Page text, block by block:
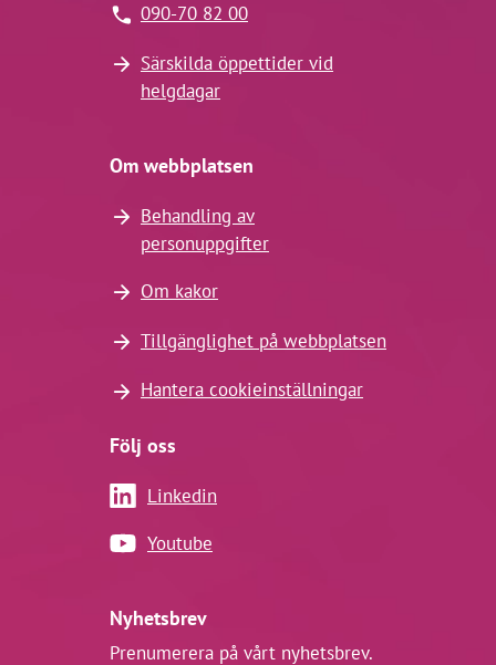
090-70 82 00
Särskilda öppettider vid
helgdagar
Om webbplatsen
Behandling av
personuppgifter
Om kakor
Tillgänglighet på webbplatsen
Hantera cookieinställningar
Följ oss
Linkedin
Youtube
Nyhetsbrev
Prenumerera på vårt nyhetsbrev.